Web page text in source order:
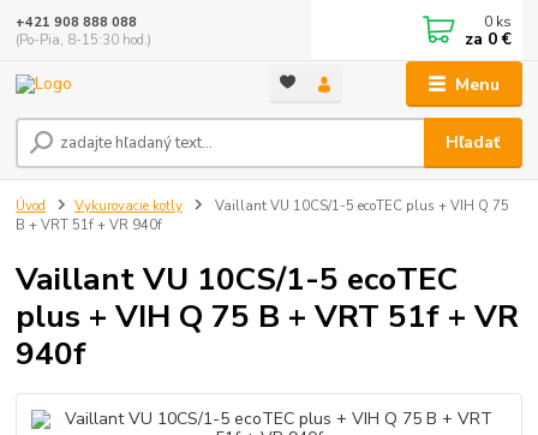
Menu
Hľadať
+421 908 888 088
(Po-Pia, 8-15:30 hod.)
0 ks
za 0 €
Úvod Vykurovacie kotly
Vaillant VU 10CS/1-5 ecoTEC plus + VIH Q 75
B + VRT 51f + VR 940f
Vaillant VU 10CS/1-5 ecoTEC
plus + VIH Q 75 B + VRT 51f + VR
940f